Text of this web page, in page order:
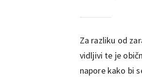
Za razliku od
vidljivi te je
napore kako bi